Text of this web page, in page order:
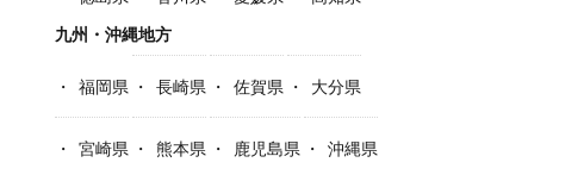
九州・沖縄地方
福岡県 長崎県 佐賀県 大分県
宮崎県 熊本県 鹿児島県
沖縄県